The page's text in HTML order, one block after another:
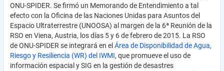
ONU-SPIDER. Se firmó un Memorando de Entendimiento a tal
efecto con la Oficina de las Naciones Unidas para Asuntos del
Espacio Ultraterrestre (UNOOSA) al margen de la 6ª Reunión de la
RSO en Viena, Austria, los días 5 y 6 de febrero de 2015. La RSO
de ONU-SPIDER se integrará en el Área de Disponibilidad de Agua,
Riesgo y Resiliencia (WR) del IWMI, que promueve el uso de
información espacial y SIG en la gestión de desastres